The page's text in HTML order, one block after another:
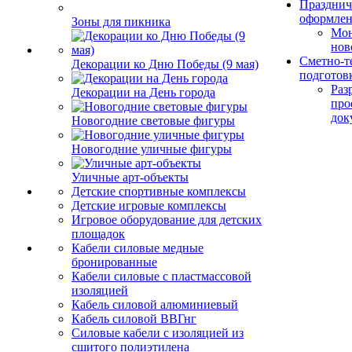
Зоны для пикника
Декорации ко Дню Победы (9 мая)
Декорации на День города
Новогодние световые фигуры
Новогодние уличные фигуры
Уличные арт-объекты
Детские спортивные комплексы
Детские игровые комплексы
Игровое оборудование для детских
площадок
Кабели силовые медные
бронированные
Кабели силовые с пластмассовой
изоляцией
Кабель силовой алюминиевый
Кабель силовой ВВГнг
Силовые кабели с изоляцией из
сшитого полиэтилена
Сметно-